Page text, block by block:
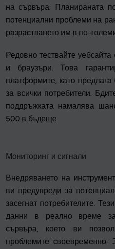
на сървъра. Планираната
потенциални проблеми на
разрастването им в по-
Редовно тествайте
и браузъри. Това
платформите, като
за всички потребители.
поддръжката намалява
500 в бъдеще.
Мониторинг и сигнали
Внедряването на
ви предупреди за
засегнат потребителите.
данни в реално време за
сървъра, което ви
проблемите своевременно.